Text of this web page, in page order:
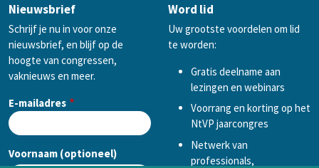
Nieuwsbrief
Schrijf je nu in voor onze
nieuwsbrief, en blijf op de
hoogte van congressen,
vaknieuws en meer.
E-mailadres
Voornaam (optioneel)
Word lid
Uw grootste voordelen om lid
te worden:
Gratis deelname aan
lezingen en webinars
Voorrang en korting op het
NtVP jaarcongres
Netwerk van
professionals,